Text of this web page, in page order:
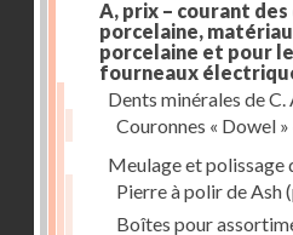
A, prix – courant
porcelaine,
porcelaine et pour
fourneaux
Dents minérales de C.
Couronnes « Dowel »
Meulage et polissage
Pierre à polir de Ash
Boîtes pour